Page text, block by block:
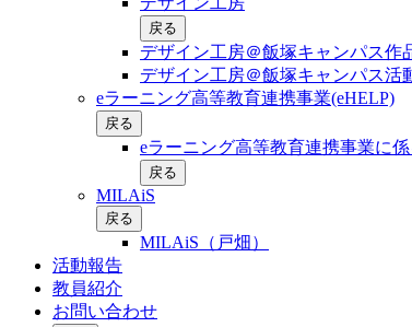
戻る
デザイン工房＠飯塚キャンパス作
デザイン工房＠飯塚キャンパス活
eラーニング高等教育連携事業(eHELP)
戻る
eラーニング高等教育連携事業に
戻る
MILAiS
戻る
MILAiS（戸畑）
活動報告
教員紹介
お問い合わせ